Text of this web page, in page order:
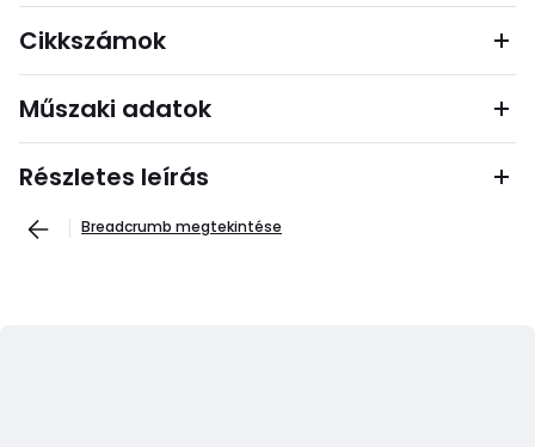
Cikkszámok
Műszaki adatok
Részletes leírás
Breadcrumb megtekintése